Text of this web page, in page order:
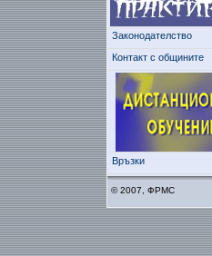
Законодателство
Контакт с общините
Връзки
© 2007, ФРМС